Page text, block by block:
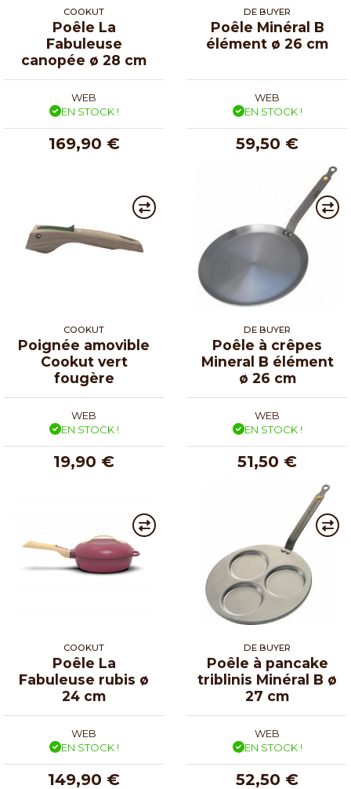
COOKUT
Poêle La
Fabuleuse
canopée ø 28 cm
WEB
EN STOCK !
169,90 €
DE BUYER
Poêle Minéral B
élément ø 26 cm
WEB
EN STOCK !
59,50 €
COOKUT
Poignée amovible
Cookut vert
fougère
WEB
EN STOCK !
19,90 €
DE BUYER
Poêle à crêpes
Mineral B élément
ø 26 cm
WEB
EN STOCK !
51,50 €
COOKUT
Poêle La
Fabuleuse rubis ø
24 cm
WEB
EN STOCK !
149,90 €
DE BUYER
Poêle à pancake
triblinis Minéral B ø
27 cm
WEB
EN STOCK !
52,50 €